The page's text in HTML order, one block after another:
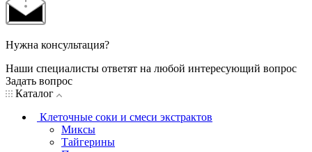
Нужна консультация?
Наши специалисты ответят на любой интересующий вопрос
Задать вопрос
Каталог
Клеточные соки и смеси экстрактов
Миксы
Тайгерины